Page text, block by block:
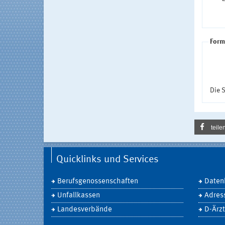
Die
Quicklinks und Services
Berufsgenossenschaften
Unfallkassen
Landesverbände
D-